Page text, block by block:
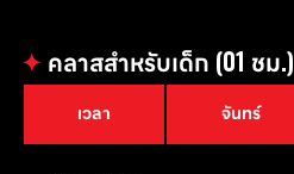
✦ คลาสสำหรับเด็ก (01 ชม.)
เวลา จันทร์